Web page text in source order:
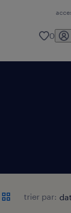
0
trier par: